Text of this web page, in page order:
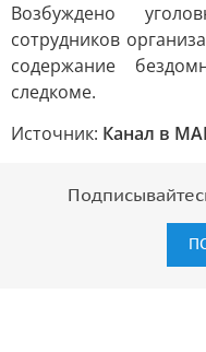
Возбуждено
сотрудников
содержание
следкоме.
Источник: Канал в